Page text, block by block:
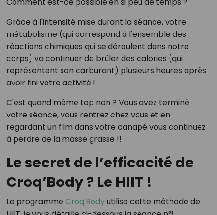
Comment est-ce possible en si peu de temps ?
Grâce à l'intensité mise durant la séance, votre
métabolisme (qui correspond à l'ensemble des
réactions chimiques qui se déroulent dans notre
corps) va continuer de brûler des calories (qui
représentent son carburant) plusieurs heures après
avoir fini votre activité !
C'est quand même top non ? Vous avez terminé
votre séance, vous rentrez chez vous et en
regardant un film dans votre canapé vous continuez
à perdre de la masse grasse !!
Le secret de l’efficacité de
Croq’Body ? Le HIIT !
Le programme Croq'Bodyutilise cette méthode de